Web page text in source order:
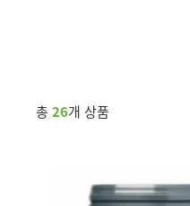
총 26개 상품